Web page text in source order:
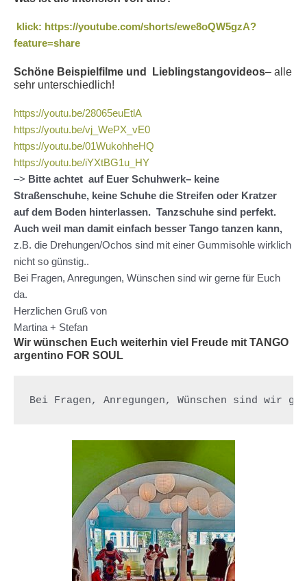
klick: https://youtube.com/shorts/ewe8oQW5gzA?
feature=share
Schöne Beispielfilme und Lieblingstangovideos– alle
sehr unterschiedlich!
https://youtu.be/28065euEtlA
https://youtu.be/vj_WePX_vE0
https://youtu.be/01WukohheHQ
https://youtu.be/iYXtBG1u_HY
–> Bitte achtet auf Euer Schuhwerk– keine
Straßenschuhe, keine Schuhe die Streifen oder Kratzer
auf dem Boden hinterlassen. Tanzschuhe sind perfekt.
Auch weil man damit einfach besser Tango tanzen kann,
z.B. die Drehungen/Ochos sind mit einer Gummisohle wirklich
nicht so günstig..
Bei Fragen, Anregungen, Wünschen sind wir gerne für Euch
da.
Herzlichen Gruß von
Martina + Stefan
Wir wünschen Euch weiterhin viel Freude mit TANGO
argentino FOR SOUL
Bei Fragen, Anregungen, Wünschen sind wir